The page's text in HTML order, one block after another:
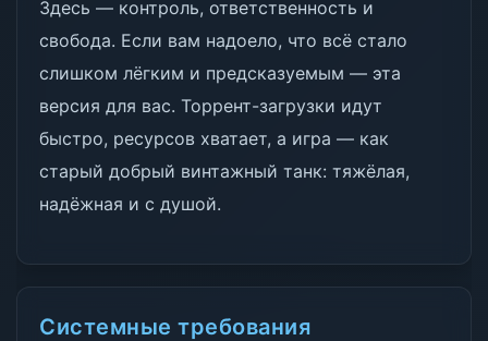
Здесь — контроль, ответственность и
свобода. Если вам надоело, что всё стало
слишком лёгким и предсказуемым — эта
версия для вас. Торрент-загрузки идут
быстро, ресурсов хватает, а игра — как
старый добрый винтажный танк: тяжёлая,
надёжная и с душой.
Системные требования